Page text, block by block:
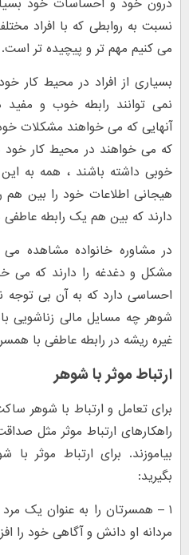
نسبت به روابطی که با افراد
می کنیم مهم تر و پیچیده تر است.
بسیاری از افراد در محیط کار
نمی توانند رابطه خوب و مفید
آنهایی که می خواهند مشکلات
که می خواهند در محیط کار خود
خوبی داشته باشند ، همه به این
هیجانی اطلاعات خود را بین هم
دارند که بین هم یک رابطه عاطفی
در مشاوره خانواده مشاهده
مشکل و دغدغه را دارند که می
احساسی دارد که به آن بی توجه
شوهر چه مسایل مالی زناشویی
غیره ریشه در رابطه عاطفی با
ارتباط موثر با شوهر
برای تعامل و ارتباط با شوهر
راهکارهای ارتباط موثر مثل
بیاموزند. برای ارتباط موثر
بگیرید:
۱ – همسرتان را به عنوان یک
مردانه او دانش و آگاهی خود را